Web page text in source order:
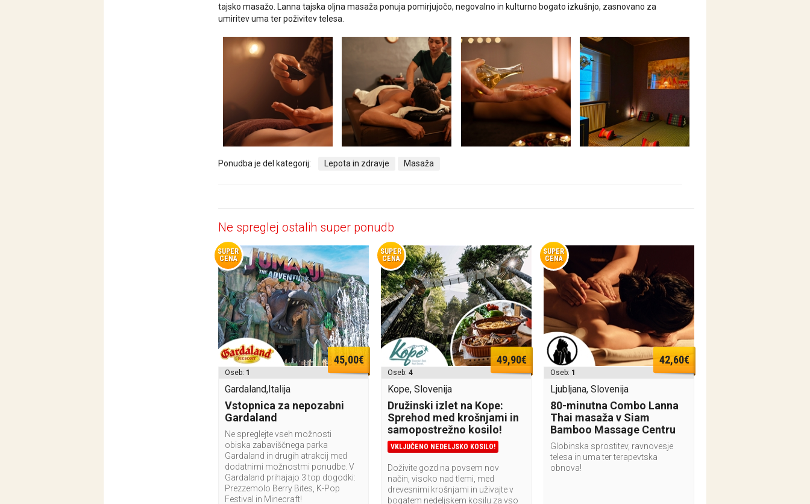
tajsko masažo. Lanna tajska oljna masaža ponuja pomirjujočo, negovalno in kulturno bogato izkušnjo, zasnovano za
umiritev uma ter poživitev telesa.
Ponudba je del kategorij: Lepota in zdravje Masaža
Ne spreglej ostalih super ponudb
SUPER
CENA
45,00€
Oseb: 1
Gardaland,Italija
Vstopnica za nepozabni
Gardaland
Ne spreglejte vseh možnosti
obiska zabaviščnega parka
Gardaland in drugih atrakcij med
dodatnimi možnostmi ponudbe. V
Gardaland prihajajo 3 top dogodki:
Prezzemolo Berry Bites, K-Pop
Festival in Minecraft!
SUPER
CENA
49,90€
Oseb: 4
Kope, Slovenija
Družinski izlet na Kope:
Sprehod med krošnjami in
samopostrežno kosilo!
VKLJUČENO NEDELJSKO KOSILO!
Doživite gozd na povsem nov
način, visoko nad tlemi, med
drevesnimi krošnjami in uživajte v
bogatem nedeljskem kosilu za vso
SUPER
CENA
42,60€
Oseb: 1
Ljubljana, Slovenija
80-minutna Combo Lanna
Thai masaža v Siam
Bamboo Massage Centru
Globinska sprostitev, ravnovesje
telesa in uma ter terapevtska
obnova!